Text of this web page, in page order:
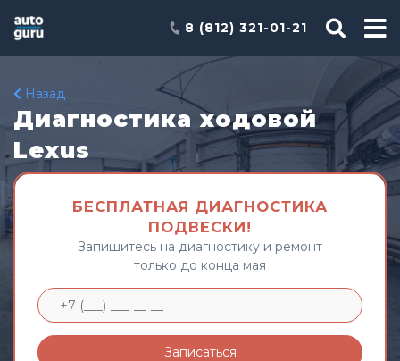
8 (812) 321-01-21
Назад
Диагностика ходовой
Lexus
БЕСПЛАТНАЯ ДИАГНОСТИКА
ПОДВЕСКИ!
Запишитесь на диагностику и ремонт
только до конца мая
Записаться